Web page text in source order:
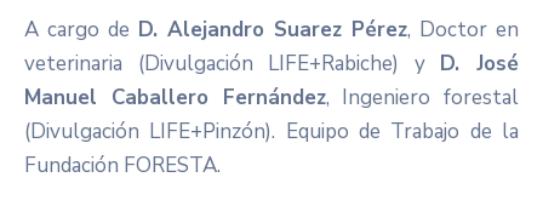
A cargo de D. Alejandro Suarez Pérez, Doctor en
veterinaria (Divulgación LIFE+Rabiche) y D. José
Manuel Caballero Fernández, Ingeniero forestal
(Divulgación LIFE+Pinzón). Equipo de Trabajo de la
Fundación FORESTA.